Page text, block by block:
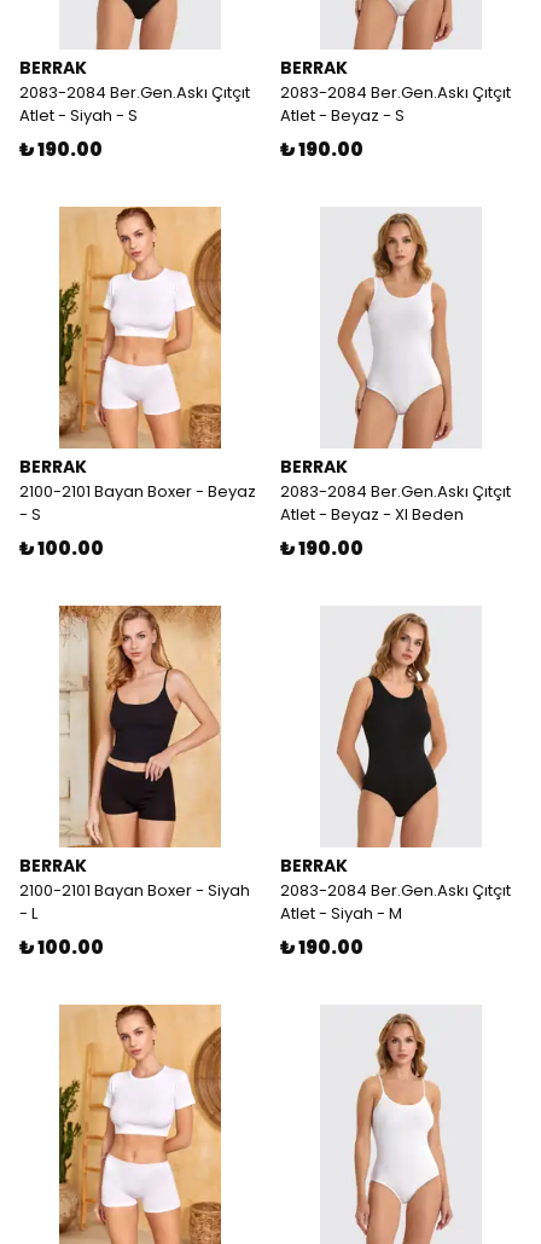
BERRAK
2083-2084 Ber.Gen.Askı Çıtçıt
Atlet - Siyah - S
₺ 190.00
BERRAK
2083-2084 Ber.Gen.Askı Çıtçıt
Atlet - Beyaz - S
₺ 190.00
BERRAK
2100-2101 Bayan Boxer - Beyaz
- S
₺ 100.00
BERRAK
2083-2084 Ber.Gen.Askı Çıtçıt
Atlet - Beyaz - Xl Beden
₺ 190.00
BERRAK
2100-2101 Bayan Boxer - Siyah
- L
₺ 100.00
BERRAK
2083-2084 Ber.Gen.Askı Çıtçıt
Atlet - Siyah - M
₺ 190.00